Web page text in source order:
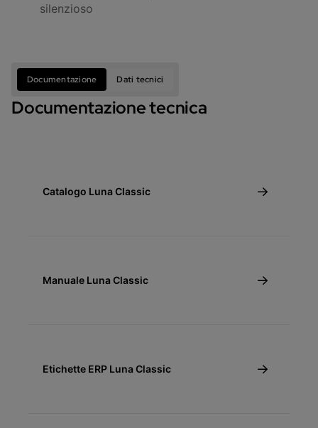
silenzioso
Documentazione Dati tecnici
Documentazione tecnica
Catalogo Luna Classic
Manuale Luna Classic
Etichette ERP Luna Classic